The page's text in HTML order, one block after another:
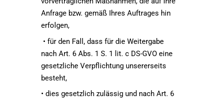
Anfrage bzw. gemäß Ihres Auftrages hin
erfolgen,
• für den Fall, dass für die Weitergabe
nach Art. 6 Abs. 1 S. 1 lit. c DS-GVO eine
gesetzliche Verpflichtung unsererseits
besteht,
• dies gesetzlich zulässig und nach Art. 6